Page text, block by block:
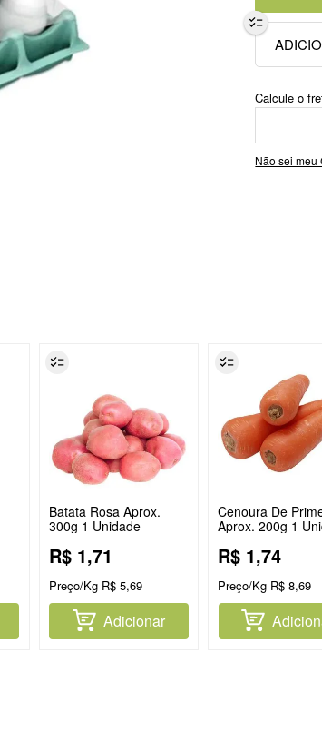
Não sei meu
Batata Rosa Aprox.
300g 1 Unidade
R$ 1,71
Preço/Kg R$ 5,69
Adicionar
Cenoura De
Aprox. 200g 1
R$ 1,74
Preço/Kg R$ 8,69